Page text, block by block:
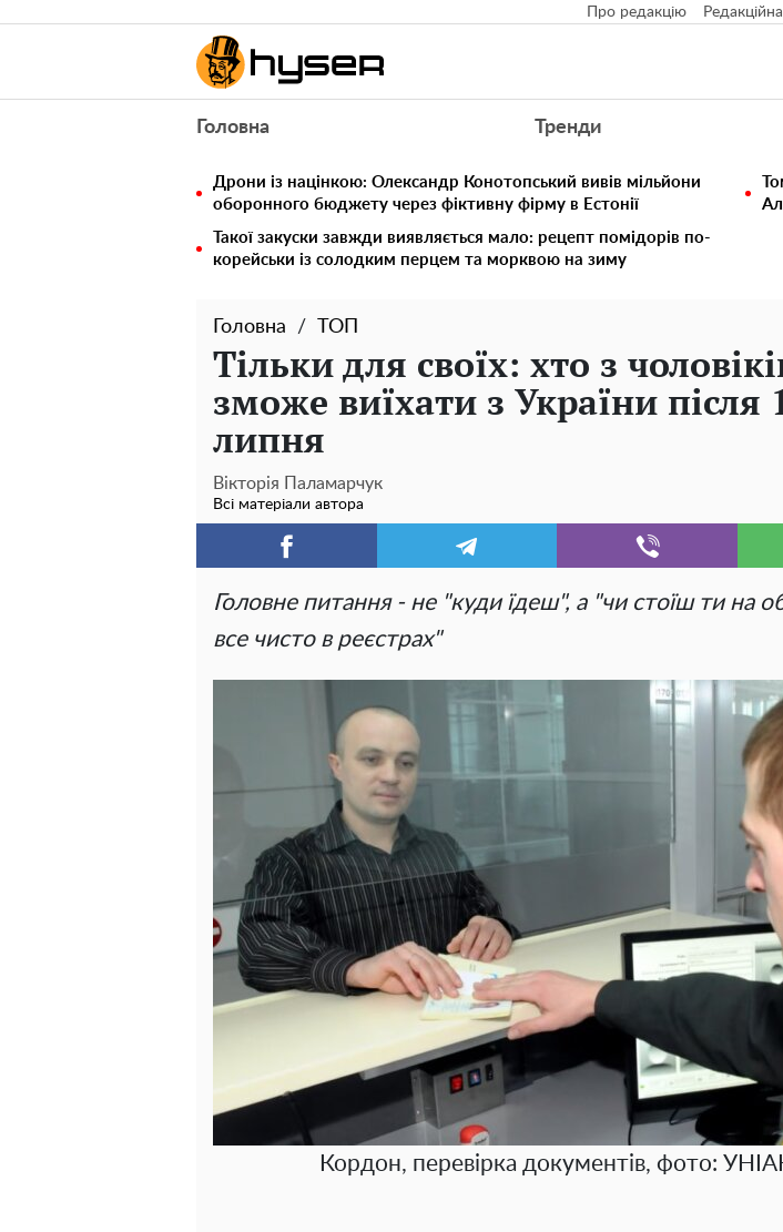
Про редакцію
Головна Тренди
Дрони із націнкою: Олександр Конотопський вивів мільйони
оборонного бюджету через фіктивну фірму в Естонії
Такої закуски завжди виявляється мало: рецепт помідорів по-
корейськи із солодким перцем та морквою на зиму
Головна ТОП
Тільки для своїх: хто з
зможе виїхати з України після
липня
Вікторія Паламарчук
Всі матеріали автора
Головне питання - не "куди їдеш", а "чи стоїш ти на
все чисто в реєстрах"
Кордон, перевірка документів, фото: